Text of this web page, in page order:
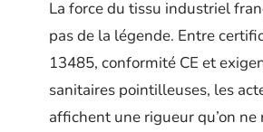
La force du tissu industriel
pas de la légende. Entre
13485, conformité CE et
sanitaires pointilleuses, les
affichent une rigueur qu’on ne